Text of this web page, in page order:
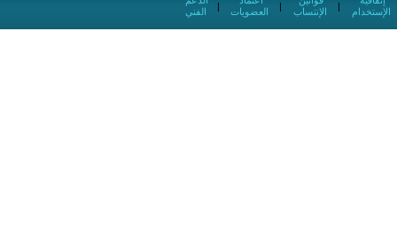
الفني
|
العضويات
|
الإنتساب
|
الإستخدام